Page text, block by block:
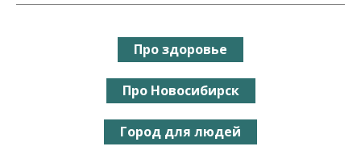
Про здоровье
Про Новосибирск
Город для людей